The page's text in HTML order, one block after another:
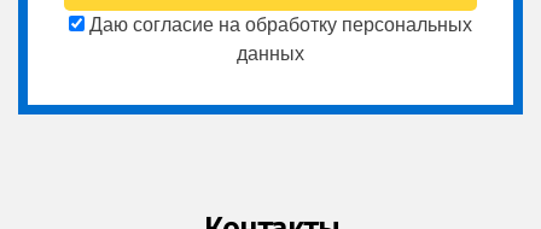
Даю согласие на обработку персональных
данных